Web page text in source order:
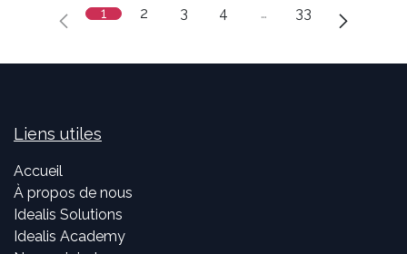
1 2 3 4 … 33
Liens utiles
Accueil
À propos de nous
Idealis Solutions
Idealis Academy